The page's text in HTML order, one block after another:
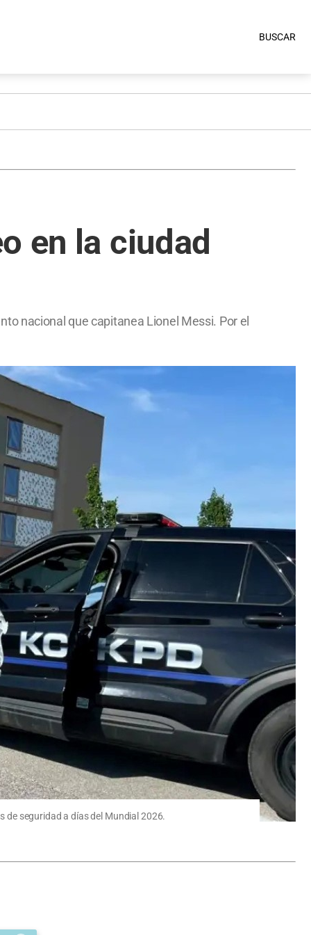
BUSCAR
en la ciudad
nacional que capitanea Lionel Messi. Por el
de seguridad a días del Mundial 2026.